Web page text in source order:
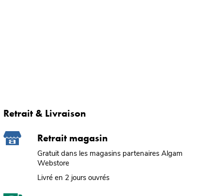
Retrait & Livraison
Retrait magasin
Gratuit dans les magasins partenaires Algam
Webstore
Livré en 2 jours ouvrés